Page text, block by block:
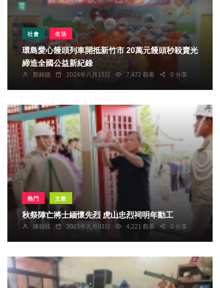
社會 生活
環島愛心饅頭列車開抵新竹市 20萬元饅頭秒殺賣光
締造全國公益新紀錄
鄭銘德 2024年八月15日 7,472 觀看 0 分享
熱門 文教
秋祭陣亡將士緬懷先烈 虎山忠烈祠明年動工
陳朝枝 2025年九月03日 4,221 觀看 0 分享